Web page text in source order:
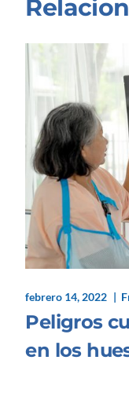
febrero 14, 2022
Peligros
en los